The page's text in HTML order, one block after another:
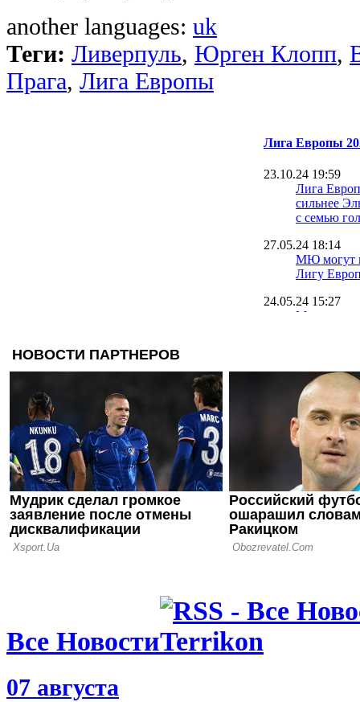
another languages: uk
Теги: Ливерпуль, Юрген Клопп,
Прага, Лига Европы
Лига Европы
23.10.24 19:59
Лига
сильнее
с семью
27.05.24 18:14
МЮ могут
Лигу
24.05.24 15:27
23.05.24 19:19
В финале
одна серия
23.05.24 14:26
Джан
самый
Все Новости
07 августа